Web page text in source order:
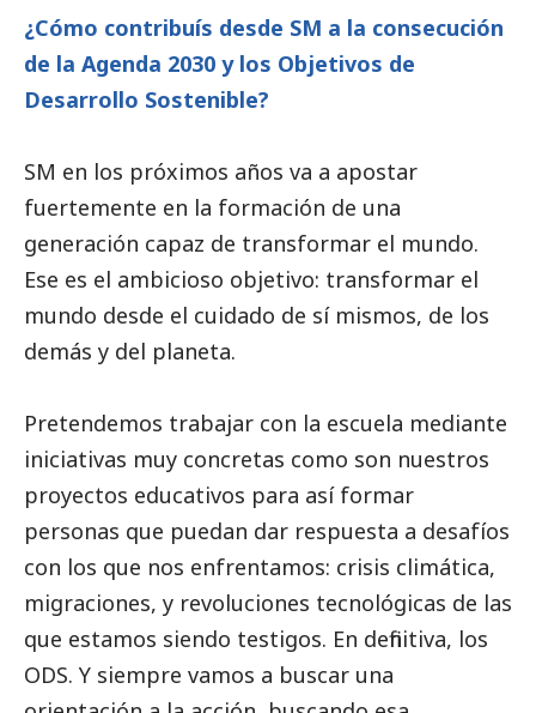
¿Cómo contribuís desde SM a la consecución
de la Agenda 2030 y los Objetivos de
Desarrollo Sostenible?
SM en los próximos años va a apostar
fuertemente en la formación de una
generación capaz de transformar el mundo.
Ese es el ambicioso objetivo: transformar el
mundo desde el cuidado de sí mismos, de los
demás y del planeta.
Pretendemos trabajar con la escuela mediante
iniciativas muy concretas como son nuestros
proyectos educativos para así formar
personas que puedan dar respuesta a desafíos
con los que nos enfrentamos: crisis climática,
migraciones, y revoluciones tecnológicas de las
que estamos siendo testigos. En definitiva, los
ODS. Y siempre vamos a buscar una